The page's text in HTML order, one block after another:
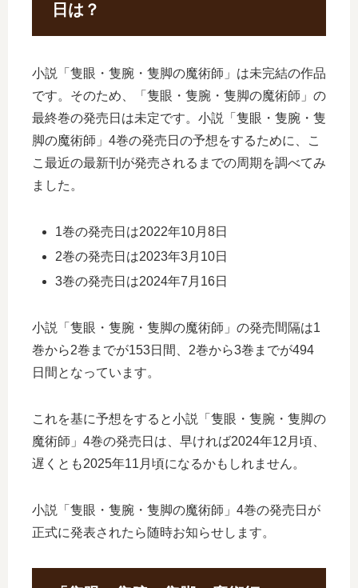
日は？
小説「隻眼・隻腕・隻脚の魔術師」は未完結の作品
です。そのため、「隻眼・隻腕・隻脚の魔術師」の
最終巻の発売日は未定です。小説「隻眼・隻腕・隻
脚の魔術師」4巻の発売日の予想をするために、こ
こ最近の最新刊が発売されるまでの周期を調べてみ
ました。
1巻の発売日は2022年10月8日
2巻の発売日は2023年3月10日
3巻の発売日は2024年7月16日
小説「隻眼・隻腕・隻脚の魔術師」の発売間隔は1
巻から2巻までが153日間、2巻から3巻までが494
日間となっています。
これを基に予想をすると小説「隻眼・隻腕・隻脚の
魔術師」4巻の発売日は、早ければ2024年12月頃、
遅くとも2025年11月頃になるかもしれません。
小説「隻眼・隻腕・隻脚の魔術師」4巻の発売日が
正式に発表されたら随時お知らせします。